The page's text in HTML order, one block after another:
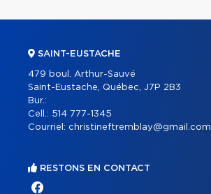
SAINT-EUSTACHE
479 boul. Arthur-Sauvé
Saint-Eustache, Québec, J7P 2B3
Bur.:
Cell.: 514 777-1345
Courriel: christineftremblay@gmail.com
RESTONS EN CONTACT